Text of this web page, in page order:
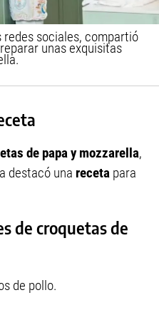
redes sociales, compartió
unas exquisitas
de papa y mozzarella,
destacó una receta para
de croquetas de
de pollo.